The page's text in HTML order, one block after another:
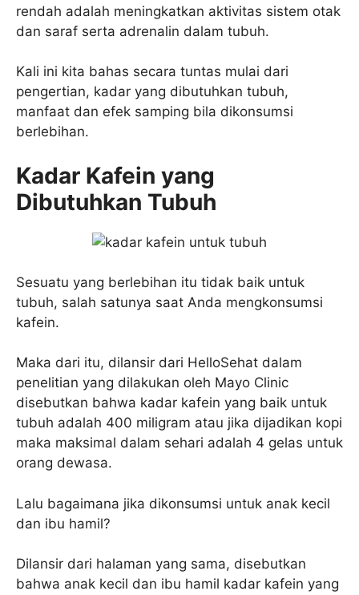
rendah adalah meningkatkan aktivitas sistem otak
dan saraf serta adrenalin dalam tubuh.
Kali ini kita bahas secara tuntas mulai dari
pengertian, kadar yang dibutuhkan tubuh,
manfaat dan efek samping bila dikonsumsi
berlebihan.
Kadar Kafein yang
Dibutuhkan Tubuh
Sesuatu yang berlebihan itu tidak baik untuk
tubuh, salah satunya saat Anda mengkonsumsi
kafein.
Maka dari itu, dilansir dari HelloSehat dalam
penelitian yang dilakukan oleh Mayo Clinic
disebutkan bahwa kadar kafein yang baik untuk
tubuh adalah 400 miligram atau jika dijadikan kopi
maka maksimal dalam sehari adalah 4 gelas untuk
orang dewasa.
Lalu bagaimana jika dikonsumsi untuk anak kecil
dan ibu hamil?
Dilansir dari halaman yang sama, disebutkan
bahwa anak kecil dan ibu hamil kadar kafein yang